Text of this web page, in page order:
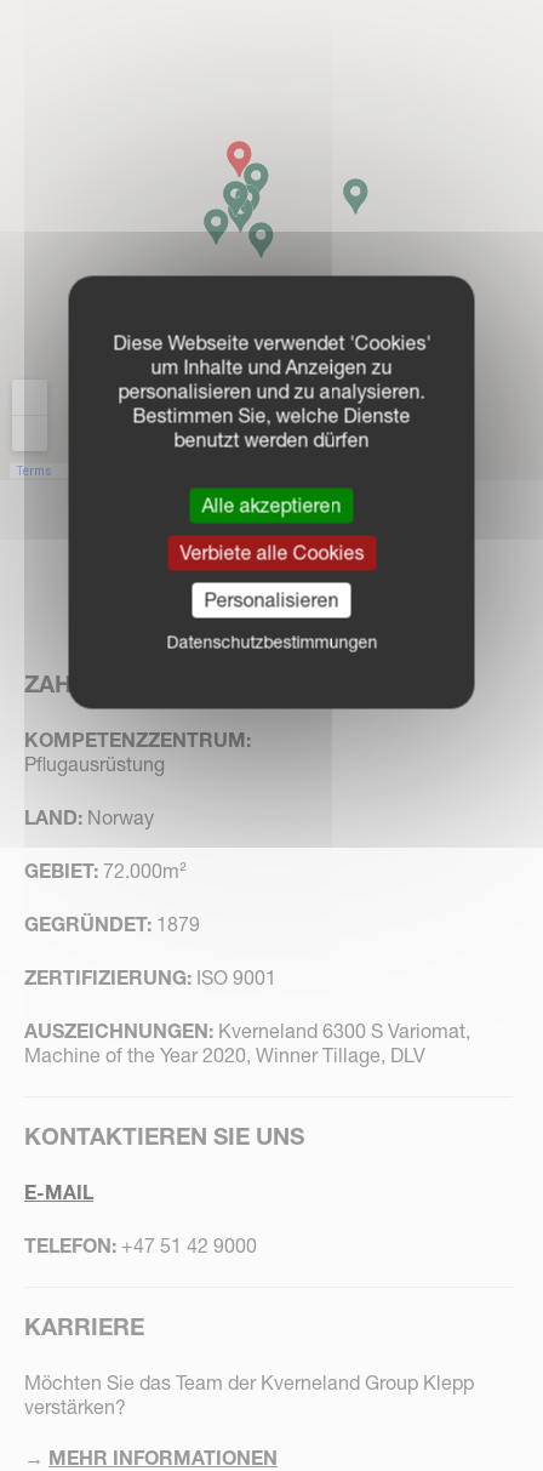
ZAHLEN & FAKTEN
KOMPETENZZENTRUM:
Pflugausrüstung
LAND: Norway
GEBIET: 72.000m²
GEGRÜNDET: 1879
ZERTIFIZIERUNG: ISO 9001
AUSZEICHNUNGEN: Kverneland 6300 S Variomat,
Machine of the Year 2020, Winner Tillage, DLV
KONTAKTIEREN SIE UNS
E-MAIL
TELEFON: +47 51 42 9000
KARRIERE
Möchten Sie das Team der Kverneland Group Klepp
verstärken?
→ MEHR INFORMATIONEN
Diese Webseite verwendet 'Cookies'
um Inhalte und Anzeigen zu
personalisieren und zu analysieren.
Bestimmen Sie, welche Dienste
benutzt werden dürfen
Alle akzeptieren
Verbiete alle Cookies
Personalisieren
Datenschutzbestimmungen